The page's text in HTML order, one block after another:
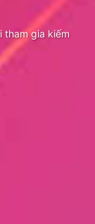
tham gia kiếm